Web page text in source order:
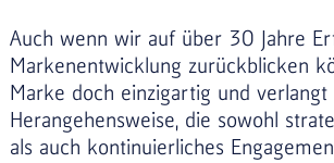
Auch wenn wir auf über 30 Jahre
Markenentwicklung zurückblicken
Marke doch einzigartig und verlangt
Herangehensweise, die sowohl
als auch kontinuierliches